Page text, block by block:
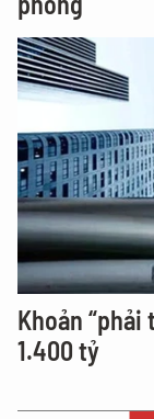
Khoản
1.400 tỷ